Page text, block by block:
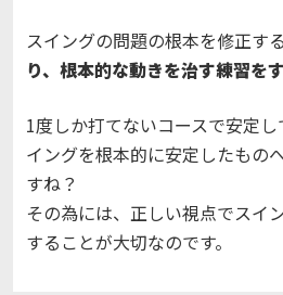
スイングの問題の根本を修正する
り、根本的な動きを治す練習を
1度しか打てないコースで安定
イングを根本的に安定したもの
すね？
その為には、正しい視点でスイ
することが大切なのです。